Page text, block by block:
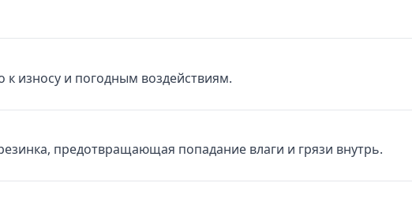
к износу и погодным воздействиям.
предотвращающая попадание влаги и грязи внутрь.